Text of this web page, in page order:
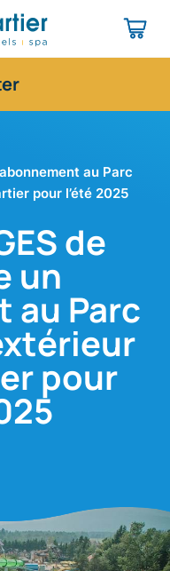
au Parc
pour l’été 2025
un
au Parc
pour